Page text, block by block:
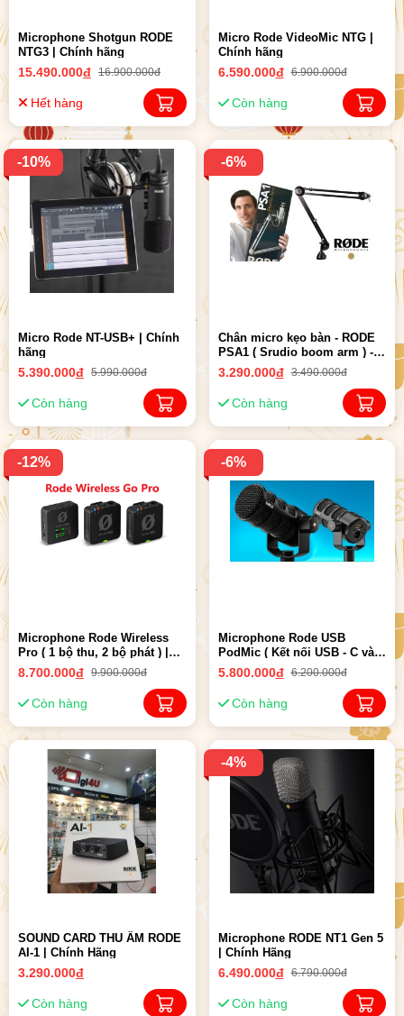
Microphone Shotgun RODE
NTG3 | Chính hãng
15.490.000đ 16.900.000đ
Hết hàng
Micro Rode VideoMic NTG |
Chính hãng
6.590.000đ 6.900.000đ
Còn hàng
-10%
Micro Rode NT-USB+ | Chính
hãng
5.390.000đ 5.990.000đ
Còn hàng
-6%
Chân micro kẹo bàn - RODE
PSA1 ( Srudio boom arm ) -
Chính hãng
3.290.000đ 3.490.000đ
Còn hàng
-12%
Microphone Rode Wireless
Pro ( 1 bộ thu, 2 bộ phát ) |
Chính Hãng
8.700.000đ 9.900.000đ
Còn hàng
-6%
Microphone Rode USB
PodMic ( Kết nối USB - C và
XRL ) | Chính Hãng
5.800.000đ 6.200.000đ
Còn hàng
SOUND CARD THU ÂM RODE
AI-1 | Chính Hãng
3.290.000đ
Còn hàng
-4%
Microphone RODE NT1 Gen 5
| Chính Hãng
6.490.000đ 6.790.000đ
Còn hàng